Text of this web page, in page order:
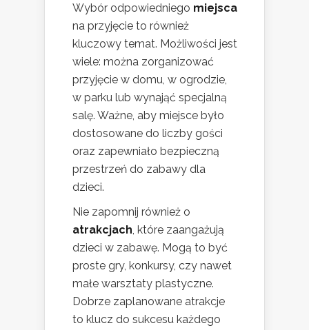
Wybór odpowiedniego miejsca
na przyjęcie to również
kluczowy temat. Możliwości jest
wiele: można zorganizować
przyjęcie w domu, w ogrodzie,
w parku lub wynająć specjalną
salę. Ważne, aby miejsce było
dostosowane do liczby gości
oraz zapewniało bezpieczną
przestrzeń do zabawy dla
dzieci.
Nie zapomnij również o
atrakcjach, które zaangażują
dzieci w zabawę. Mogą to być
proste gry, konkursy, czy nawet
małe warsztaty plastyczne.
Dobrze zaplanowane atrakcje
to klucz do sukcesu każdego